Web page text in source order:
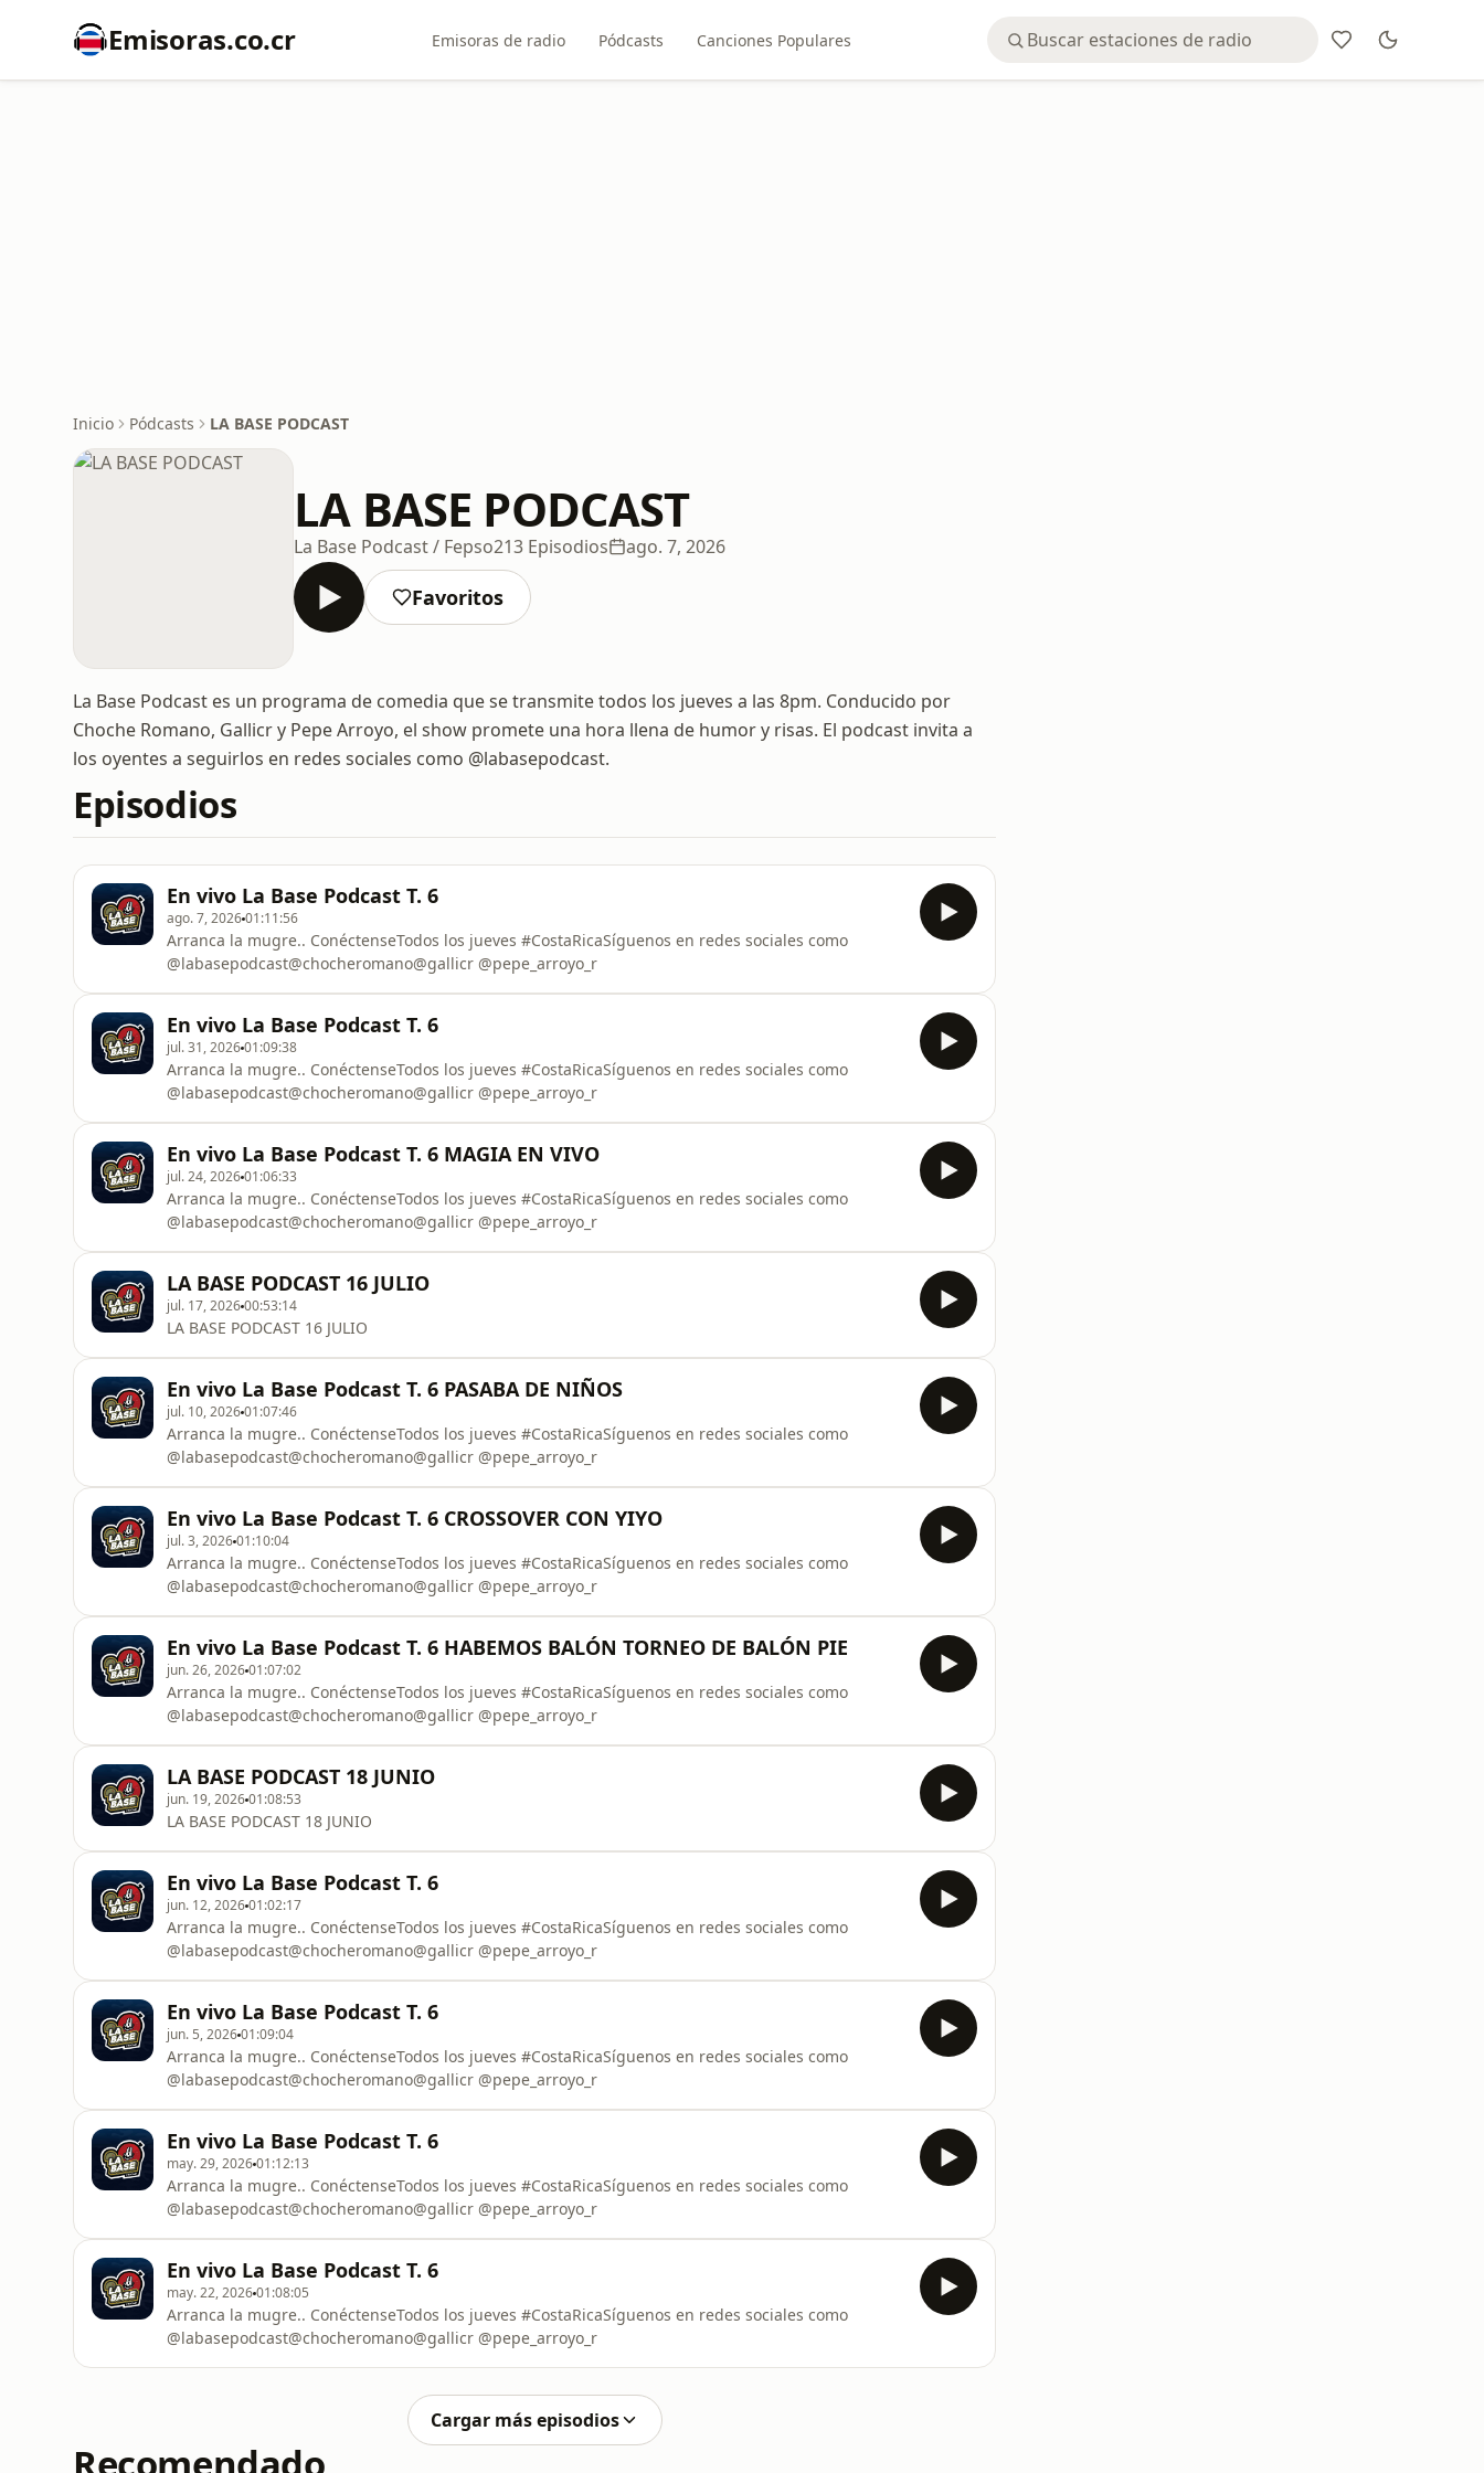
Emisoras.co.cr Emisoras de radio Pódcasts Canciones Populares
Inicio Pódcasts LA BASE PODCAST
LA BASE PODCAST
La Base Podcast / Fepso213 Episodios ago. 7, 2026
Favoritos
La Base Podcast es un programa de comedia que se transmite todos los jueves a las 8pm. Conducido por
Choche Romano, Gallicr y Pepe Arroyo, el show promete una hora llena de humor y risas. El podcast invita a
los oyentes a seguirlos en redes sociales como @labasepodcast.
Episodios
En vivo La Base Podcast T. 6
ago. 7, 202601:11:56
Arranca la mugre.. ConéctenseTodos los jueves #CostaRicaSíguenos en redes sociales como
@labasepodcast@chocheromano@gallicr @pepe_arroyo_r
En vivo La Base Podcast T. 6
jul. 31, 202601:09:38
Arranca la mugre.. ConéctenseTodos los jueves #CostaRicaSíguenos en redes sociales como
@labasepodcast@chocheromano@gallicr @pepe_arroyo_r
En vivo La Base Podcast T. 6 MAGIA EN VIVO
jul. 24, 202601:06:33
Arranca la mugre.. ConéctenseTodos los jueves #CostaRicaSíguenos en redes sociales como
@labasepodcast@chocheromano@gallicr @pepe_arroyo_r
LA BASE PODCAST 16 JULIO
jul. 17, 202600:53:14
LA BASE PODCAST 16 JULIO
En vivo La Base Podcast T. 6 PASABA DE NIÑOS
jul. 10, 202601:07:46
Arranca la mugre.. ConéctenseTodos los jueves #CostaRicaSíguenos en redes sociales como
@labasepodcast@chocheromano@gallicr @pepe_arroyo_r
En vivo La Base Podcast T. 6 CROSSOVER CON YIYO
jul. 3, 202601:10:04
Arranca la mugre.. ConéctenseTodos los jueves #CostaRicaSíguenos en redes sociales como
@labasepodcast@chocheromano@gallicr @pepe_arroyo_r
En vivo La Base Podcast T. 6 HABEMOS BALÓN TORNEO DE BALÓN PIE
jun. 26, 202601:07:02
Arranca la mugre.. ConéctenseTodos los jueves #CostaRicaSíguenos en redes sociales como
@labasepodcast@chocheromano@gallicr @pepe_arroyo_r
LA BASE PODCAST 18 JUNIO
jun. 19, 202601:08:53
LA BASE PODCAST 18 JUNIO
En vivo La Base Podcast T. 6
jun. 12, 202601:02:17
Arranca la mugre.. ConéctenseTodos los jueves #CostaRicaSíguenos en redes sociales como
@labasepodcast@chocheromano@gallicr @pepe_arroyo_r
En vivo La Base Podcast T. 6
jun. 5, 202601:09:04
Arranca la mugre.. ConéctenseTodos los jueves #CostaRicaSíguenos en redes sociales como
@labasepodcast@chocheromano@gallicr @pepe_arroyo_r
En vivo La Base Podcast T. 6
may. 29, 202601:12:13
Arranca la mugre.. ConéctenseTodos los jueves #CostaRicaSíguenos en redes sociales como
@labasepodcast@chocheromano@gallicr @pepe_arroyo_r
En vivo La Base Podcast T. 6
may. 22, 202601:08:05
Arranca la mugre.. ConéctenseTodos los jueves #CostaRicaSíguenos en redes sociales como
@labasepodcast@chocheromano@gallicr @pepe_arroyo_r
Cargar más episodios